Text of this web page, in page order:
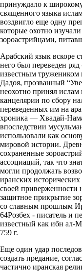
принуждало к
священного языка
воздвигло еще одну
которые охотно
зороастрийцами,
Арабский язык вскоре
него был переведен
известным тружеником
Дадоя, прозванный
неохотно принял ислам
канцелярии по сбору
переведенных им на
хроника — Хвадай-
впоследствии
использовали как
мировой истории.
сохраненные
ассоциаций, так что
могли продолжать
иранских
своей приверженности
защитное прикрытие
со славным прошлым
64Розбех - писатель и
известный как ибн ал-
759 г.
Еще один удар
создать предание,
частично иранская